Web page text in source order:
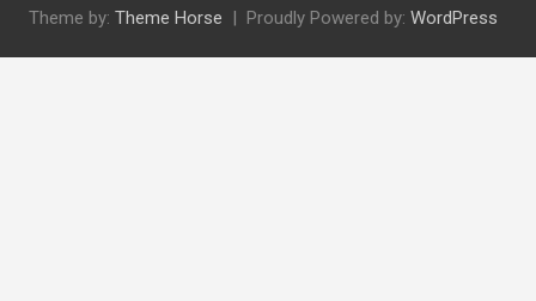
Theme by: Theme Horse Proudly Powered by: WordPress